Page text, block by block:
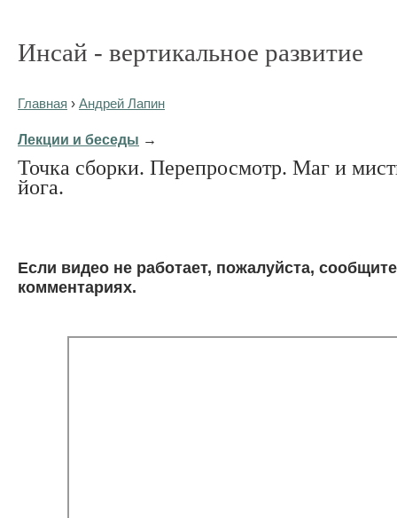
Инсай - вертикальное развитие
Главная › Андрей Лапин
Лекции и беседы →
Точка сборки. Перепросмотр. Маг и
йога.
Eсли видео не работает, пожалуйста,
комментариях.